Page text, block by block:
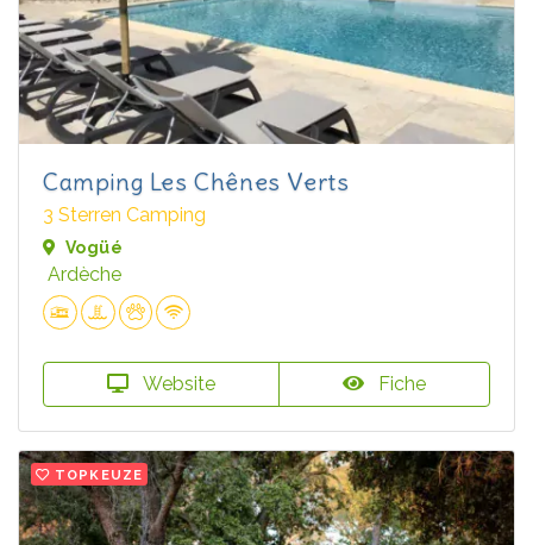
Camping Les Chênes Verts
3 Sterren Camping
Vogüé
Ardèche
Website Fiche
TOPKEUZE